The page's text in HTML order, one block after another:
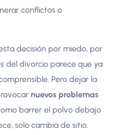
conflictos o
decisión por miedo, por
del divorcio parece que ya
Pero dejar la
nuevos problemas
barrer el polvo debajo
solo cambia de sitio.